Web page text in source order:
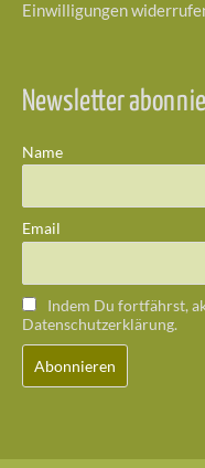
Einwilligungen
Newsletter
Name
Email
Indem Du fortfährst,
Datenschutzerklärung.